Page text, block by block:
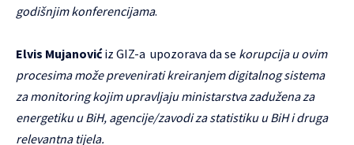
godišnjim konferencijama.
Elvis Mujanovićiz GIZ-a upozorava da se korupcija u ovim
procesima može prevenirati kreiranjem digitalnog sistema
za monitoring kojim upravljaju ministarstva zadužena za
energetiku u BiH, agencije/zavodi za statistiku u BiH i druga
relevantna tijela.